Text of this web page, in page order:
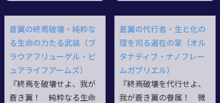
蒼翼の終焉破壊・純粋な
る生命の力たる武装（ブ
ラウアフリューゲル・ピ
ュアライフアームズ）
『終焉を破壊せよ、我が
蒼き翼！ 純粋なる生命
蒼翼の代行者・生と化の
理を司る遍在の掌（オル
タナティブ・ナノフレー
ムガブリエル）
『終焉破壊を代行せよ、
我が蒼き翼の眷属！ 微